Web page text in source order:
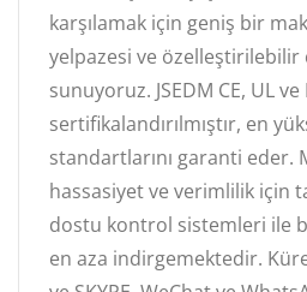
karşılamak için geniş bir
yelpazesi ve
sunuyoruz. JSEDM CE, UL
sertifikalandırılmıştır, en
standartlarını garanti eder.
hassasiyet ve verimlilik için
dostu kontrol sistemleri ile
en aza indirgemektedir.